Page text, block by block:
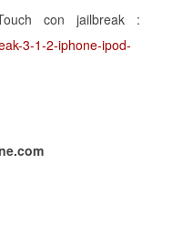
con jailbreak :
3-1-2-iphone-ipod-